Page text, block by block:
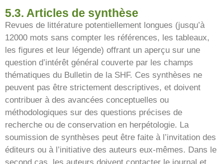
5.3. Articles de synthèse
Revues de littérature potentiellement longues (jusqu’à
12000 mots sans compter les références, les tableaux,
les figures et leur légende) offrant un aperçu sur une
question d’intérêt général couverte par les champs
thématiques du Bulletin de la SHF. Ces synthèses ne
peuvent pas être strictement descriptives, et doivent
contribuer à des avancées conceptuelles ou
méthodologiques sur des questions précises de
recherche ou de conservation en herpétologie. La
soumission de synthèses peut être faite à l’invitation des
éditeurs ou à l’initiative des auteurs eux-mêmes. Dans le